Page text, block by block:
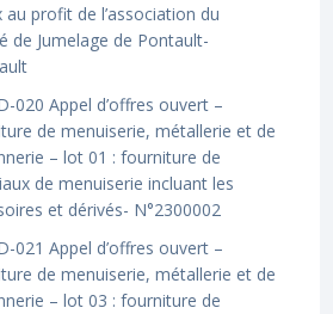
au profit de l’association du
de Jumelage de Pontault-
020 Appel d’offres ouvert –
de menuiserie, métallerie et de
– lot 01 : fourniture de
de menuiserie incluant les
et dérivés- N°2300002
021 Appel d’offres ouvert –
de menuiserie, métallerie et de
– lot 03 : fourniture de